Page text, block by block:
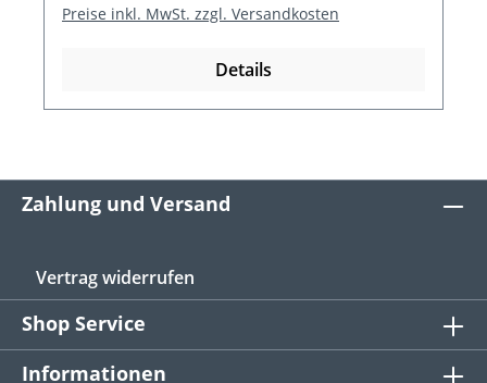
Preise inkl. MwSt. zzgl. Versandkosten
Details
Zahlung und Versand
Vertrag widerrufen
Shop Service
Informationen